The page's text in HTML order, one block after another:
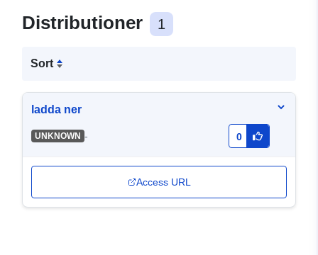
Distributioner 1
Sort
ladda ner
UNKNOWN - 0
Access URL